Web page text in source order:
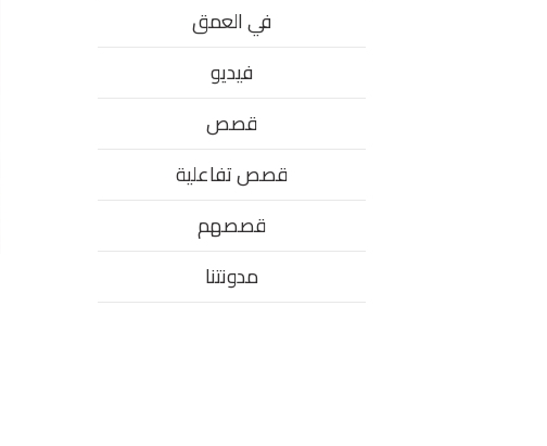
في العمق
فيديو
قصص
قصص تفاعلية
قصصهم
مدونتنا